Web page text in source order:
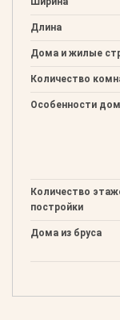
Длина
Дома и жилые
Количество
Особенности
Количество
постройки
Дома из бруса